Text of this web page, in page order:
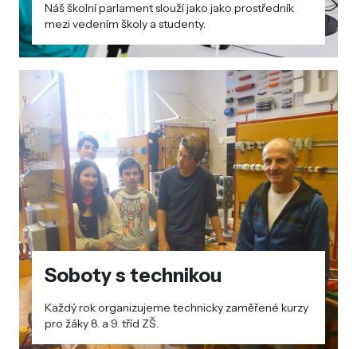
Náš školní parlament slouží jako jako prostředník
mezi vedením školy a studenty.
Soboty s technikou
Každý rok organizujeme technicky zaměřené kurzy
pro žáky 8. a 9. tříd ZŠ.